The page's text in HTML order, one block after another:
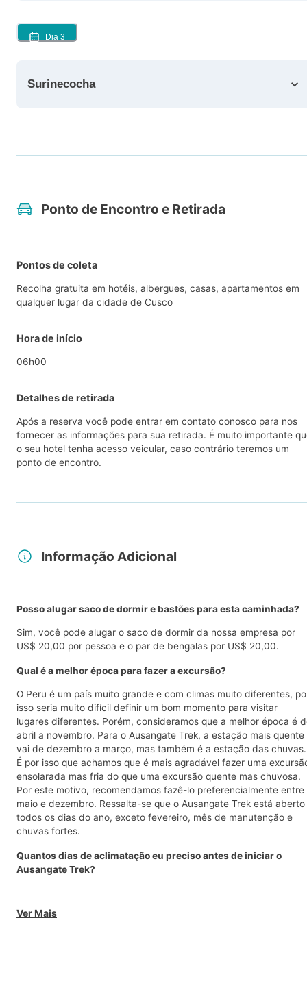
Dia 3
Surinecocha
Ponto de Encontro e Retirada
Pontos de coleta
Recolha gratuita em hotéis, albergues, casas, apartamentos em
qualquer lugar da cidade de Cusco
Hora de início
06h00
Detalhes de retirada
Após a reserva você pode entrar em contato conosco para nos
fornecer as informações para sua retirada. É muito importante
o seu hotel tenha acesso veicular, caso contrário teremos um
ponto de encontro.
Informação Adicional
Posso alugar saco de dormir e bastões para esta caminhada?
Sim, você pode alugar o saco de dormir da nossa empresa por
US$ 20,00 por pessoa e o par de bengalas por US$ 20,00.
Qual é a melhor época para fazer a excursão?
O Peru é um país muito grande e com climas muito diferentes,
isso seria muito difícil definir um bom momento para visitar
lugares diferentes. Porém, consideramos que a melhor época é
abril a novembro. Para o Ausangate Trek, a estação mais quente
vai de dezembro a março, mas também é a estação das chuvas.
É por isso que achamos que é mais agradável fazer uma
ensolarada mas fria do que uma excursão quente mas chuvosa.
Por este motivo, recomendamos fazê-lo preferencialmente entre
maio e dezembro. Ressalta-se que o Ausangate Trek está aberto
todos os dias do ano, exceto fevereiro, mês de manutenção e
chuvas fortes.
Quantos dias de aclimatação eu preciso antes de iniciar o
Ausangate Trek?
Ver Mais